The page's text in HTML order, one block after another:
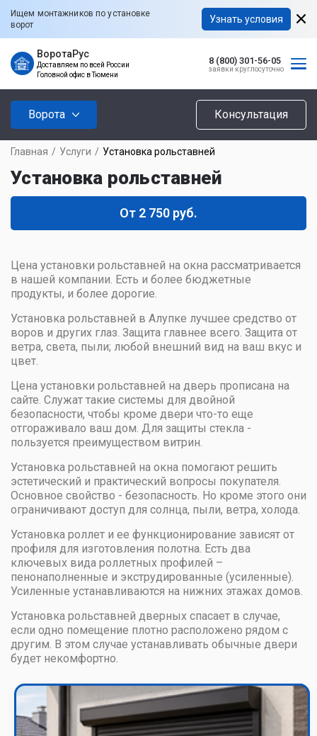
Ищем монтажников по установке
ворот
Узнать условия
ВоротаРус
Доставляем по всей России
Головной офис в Тюмени
8 (800) 301-56-05
заявки круглосуточно
Ворота Консультация
Главная / Услуги / Установка рольставней
Установка рольставней
От 2 750 руб.
Цена установки рольставней на окна рассматривается
в нашей компании. Есть и более бюджетные
продукты, и более дорогие.
Установка рольставней в Алупке лучшее средство от
воров и других глаз. Защита главнее всего. Защита от
ветра, света, пыли; любой внешний вид на ваш вкус и
цвет.
Цена установки рольставней на дверь прописана на
сайте. Служат такие системы для двойной
безопасности, чтобы кроме двери что-то еще
отгораживало ваш дом. Для защиты стекла -
пользуется преимуществом витрин.
Установка рольставней на окна помогают решить
эстетический и практический вопросы покупателя.
Основное свойство - безопасность. Но кроме этого они
ограничивают доступ для солнца, пыли, ветра, холода.
Установка роллет и ее функционирование зависят от
профиля для изготовления полотна. Есть два
ключевых вида роллетных профилей –
пенонаполненные и экструдированные (усиленные).
Усиленные устанавливаются на нижних этажах домов.
Установка рольставней дверных спасает в случае,
если одно помещение плотно расположено рядом с
другим. В этом случае устанавливать обычные двери
будет некомфортно.